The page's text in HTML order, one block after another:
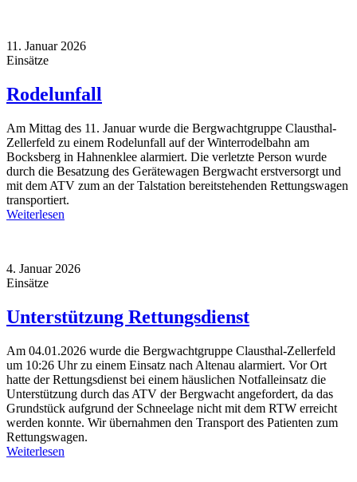
11. Januar 2026
Einsätze
Rodelunfall
Am Mittag des 11. Januar wurde die Bergwachtgruppe Clausthal-
Zellerfeld zu einem Rodelunfall auf der Winterrodelbahn am
Bocksberg in Hahnenklee alarmiert. Die verletzte Person wurde
durch die Besatzung des Gerätewagen Bergwacht erstversorgt und
mit dem ATV zum an der Talstation bereitstehenden Rettungswagen
transportiert.
Weiterlesen
4. Januar 2026
Einsätze
Unterstützung Rettungsdienst
Am 04.01.2026 wurde die Bergwachtgruppe Clausthal-Zellerfeld
um 10:26 Uhr zu einem Einsatz nach Altenau alarmiert. Vor Ort
hatte der Rettungsdienst bei einem häuslichen Notfalleinsatz die
Unterstützung durch das ATV der Bergwacht angefordert, da das
Grundstück aufgrund der Schneelage nicht mit dem RTW erreicht
werden konnte. Wir übernahmen den Transport des Patienten zum
Rettungswagen.
Weiterlesen